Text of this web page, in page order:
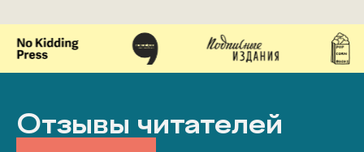
Отзывы читателей